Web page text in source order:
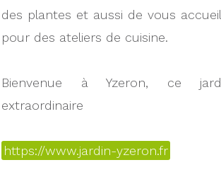
des plantes et aussi de vous
pour des ateliers de cuisine.
Bienvenue à Yzeron, ce
extraordinaire
https://www.jardin-yzeron.fr